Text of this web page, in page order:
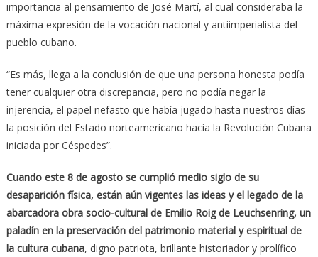
importancia al pensamiento de José Martí, al cual consideraba la
máxima expresión de la vocación nacional y antiimperialista del
pueblo cubano.
“Es más, llega a la conclusión de que una persona honesta podía
tener cualquier otra discrepancia, pero no podía negar la
injerencia, el papel nefasto que había jugado hasta nuestros días
la posición del Estado norteamericano hacia la Revolución Cubana
iniciada por Céspedes”.
Cuando este 8 de agosto se cumplió medio siglo de su
desaparición física, están aún vigentes las ideas y el legado de la
abarcadora obra socio-cultural de Emilio Roig de Leuchsenring, un
paladín en la preservación del patrimonio material y espiritual de
la cultura cubana, digno patriota, brillante historiador y prolífico